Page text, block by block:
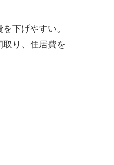
下げやすい。
り、住居費を